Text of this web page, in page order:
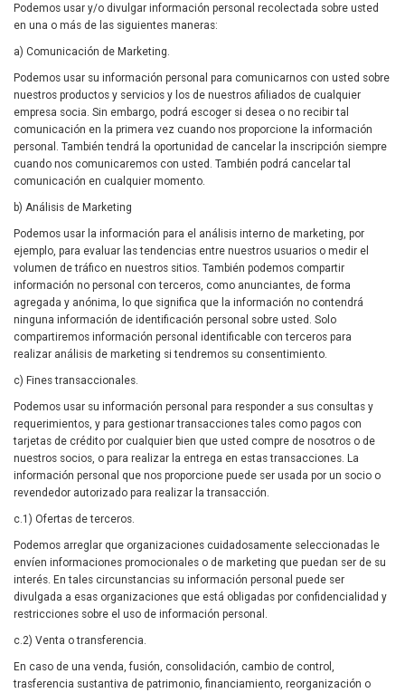
Podemos usar y/o divulgar información personal recolectada sobre usted
en una o más de las siguientes maneras:
a) Comunicación de Marketing.
Podemos usar su información personal para comunicarnos con usted sobre
nuestros productos y servicios y los de nuestros afiliados de cualquier
empresa socia. Sin embargo, podrá escoger si desea o no recibir tal
comunicación en la primera vez cuando nos proporcione la información
personal. También tendrá la oportunidad de cancelar la inscripción siempre
cuando nos comunicaremos con usted. También podrá cancelar tal
comunicación en cualquier momento.
b) Análisis de Marketing
Podemos usar la información para el análisis interno de marketing, por
ejemplo, para evaluar las tendencias entre nuestros usuarios o medir el
volumen de tráfico en nuestros sitios. También podemos compartir
información no personal con terceros, como anunciantes, de forma
agregada y anónima, lo que significa que la información no contendrá
ninguna información de identificación personal sobre usted. Solo
compartiremos información personal identificable con terceros para
realizar análisis de marketing si tendremos su consentimiento.
c) Fines transaccionales.
Podemos usar su información personal para responder a sus consultas y
requerimientos, y para gestionar transacciones tales como pagos con
tarjetas de crédito por cualquier bien que usted compre de nosotros o de
nuestros socios, o para realizar la entrega en estas transacciones. La
información personal que nos proporcione puede ser usada por un socio o
revendedor autorizado para realizar la transacción.
c.1) Ofertas de terceros.
Podemos arreglar que organizaciones cuidadosamente seleccionadas le
envíen informaciones promocionales o de marketing que puedan ser de su
interés. En tales circunstancias su información personal puede ser
divulgada a esas organizaciones que está obligadas por confidencialidad y
restricciones sobre el uso de información personal.
c.2) Venta o transferencia.
En caso de una venda, fusión, consolidación, cambio de control,
trasferencia sustantiva de patrimonio, financiamiento, reorganización o